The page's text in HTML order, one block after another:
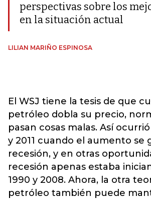
perspectivas sobre los
en la situación actual
LILIAN MARIÑO ESPINOSA
El WSJ tiene la tesis de que
petróleo dobla su precio,
pasan cosas malas. Así
y 2011 cuando el aumento se
recesión, y en otras
recesión apenas estaba
1990 y 2008. Ahora, la otra
petróleo también puede